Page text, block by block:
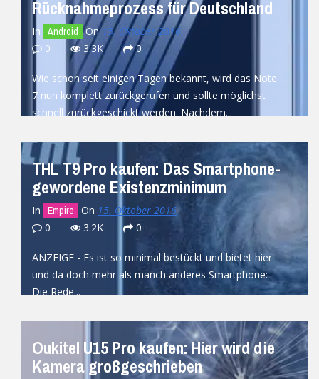
Rücknahmeprozess für Deutschland
In Android On15. Oktober 2016
0
3.3K 0
Wie schon seit einigen Tagen bekannt, wird das Note
7 nun komplett zurückgerufen und sollte möglichst
schnell zurückgeschickt werden. Nachdem...
THL T9 Pro kaufen: Das Smartphone-
gewordene Existenzminimum
In Empire On 15. Oktober 2016
0
3.2K 0
ANZEIGE - Es ist so minimal bestückt und bietet hier
und da doch mehr als manch anderes Smartphone:
Die Rede...
Oukitel U15 Pro kaufen: Hier wird die
Kamera großgeschrieben